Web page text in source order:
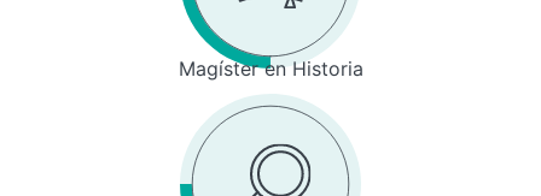
Magíster en Historia